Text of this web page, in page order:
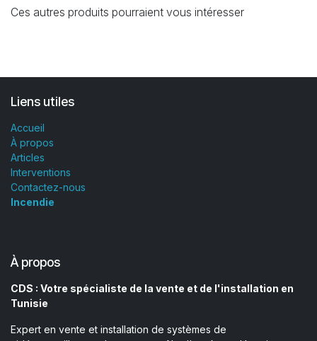
Ces autres produits pourraient vous intéresser
Liens utiles
Accueil
À propos
Articles
Interventions
Contactez-nous
Incendie
À propos
CDS : Votre spécialiste de la vente et de l'installation en
Tunisie
Expert en vente et installation de systèmes de